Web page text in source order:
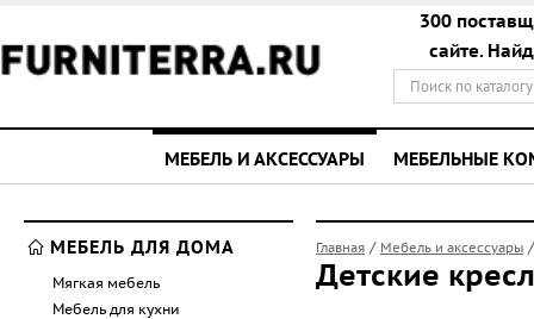
300
сайте.
МЕБЕЛЬ И АКСЕССУАРЫ МЕБЕЛЬНЫЕ
Главная / Мебель и аксессуары
Детские
МЕБЕЛЬ ДЛЯ ДОМА
Мягкая мебель
Мебель для кухни